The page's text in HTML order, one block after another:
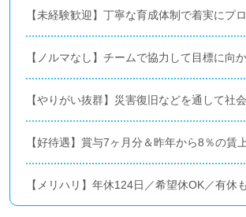
【未経験歓迎】丁寧な育成体制で着実にプ
【ノルマなし】チームで協力して目標に向
【やりがい抜群】災害復旧などを通して社
【好待遇】賞与7ヶ月分＆昨年から8％の賃
【メリハリ】年休124日／希望休OK／有休